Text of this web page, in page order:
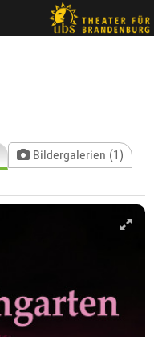
Bildergalerien (1)